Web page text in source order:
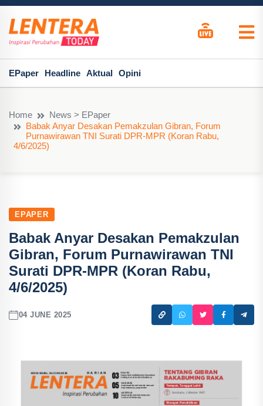
EPaper Headline Aktual Opini
Home
News > EPaper
Babak Anyar Desakan Pemakzulan Gibran, Forum
Purnawirawan TNI Surati DPR-MPR (Koran Rabu,
4/6/2025)
EPAPER
Babak Anyar Desakan Pemakzulan
Gibran, Forum Purnawirawan TNI
Surati DPR-MPR (Koran Rabu,
4/6/2025)
04 JUNE 2025